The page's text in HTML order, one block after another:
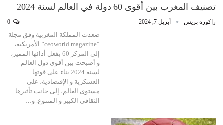
تصنيف المغرب بين أقوى 60 دولة في العالم لسنة 2024
زاكورة بريس أبريل 7, 2024
صعدت المملكة المغربية وفق مجلة
“ceoworld magazine” الأمريكية،
إلى المركز 60 بفعل أدائها المميز،
و أصبحت بين أقوى دول العالم
لسنة 2024 بناء على قوتها
العسكرية و الإقتصادية، على
مستوى العالم، إلى جانب تأثيرها
الثقافي الكبير و المتنوع. و…